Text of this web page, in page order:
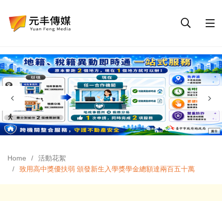
Home
活動花絮
致用高中獎優扶弱 頒發新生入學獎學金總額達兩百五十萬